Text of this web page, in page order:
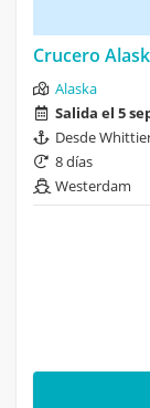
Crucero
Alaska
Salida el 5
Desde
8 días
Westerdam